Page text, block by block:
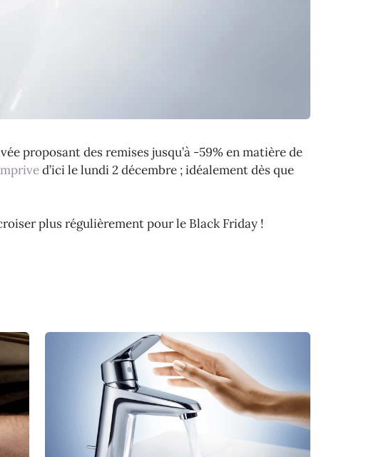
proposant des remises jusqu’à -59% en matière de
d’ici le lundi 2 décembre ; idéalement dès que
plus régulièrement pour le Black Friday !